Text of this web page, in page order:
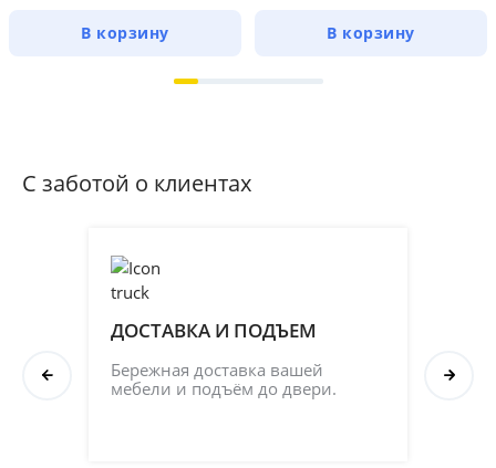
В корзину В корзину
С заботой о клиентах
ДОСТАВКА И ПОДЪЕМ
Бережная доставка вашей
мебели и подъём до двери.